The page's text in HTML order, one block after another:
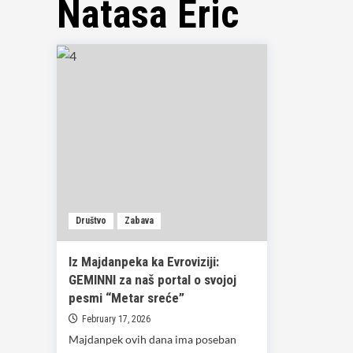
Natasa Eric
Društvo Zabava
Iz Majdanpeka ka Evroviziji:
GEMINNI za naš portal o svojoj
pesmi “Metar sreće”
February 17, 2026
Majdanpek ovih dana ima poseban